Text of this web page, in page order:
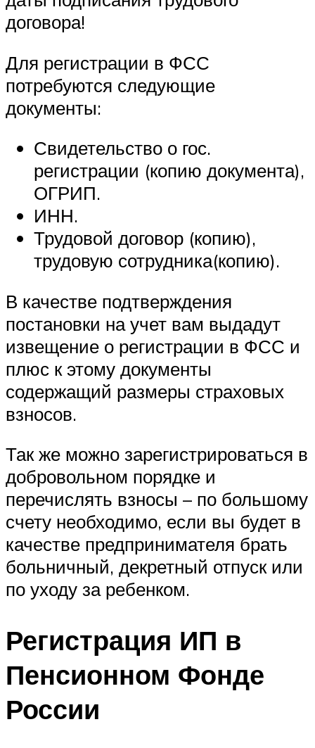
договора!
Для регистрации в ФСС
потребуются следующие
документы:
Свидетельство о гос.
регистрации (копию документа),
ОГРИП.
ИНН.
Трудовой договор (копию),
трудовую сотрудника(копию).
В качестве подтверждения
постановки на учет вам выдадут
извещение о регистрации в ФСС и
плюс к этому документы
содержащий размеры страховых
взносов.
Так же можно зарегистрироваться в
добровольном порядке и
перечислять взносы – по большому
счету необходимо, если вы будет в
качестве предпринимателя брать
больничный, декретный отпуск или
по уходу за ребенком.
Регистрация ИП в
Пенсионном Фонде
России